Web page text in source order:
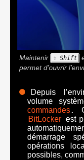
Maintenir ⇧ Shift
permet d’ouvrir
Depuis
volume
commandes.
BitLocker est
démarrage
opérations
possibles,